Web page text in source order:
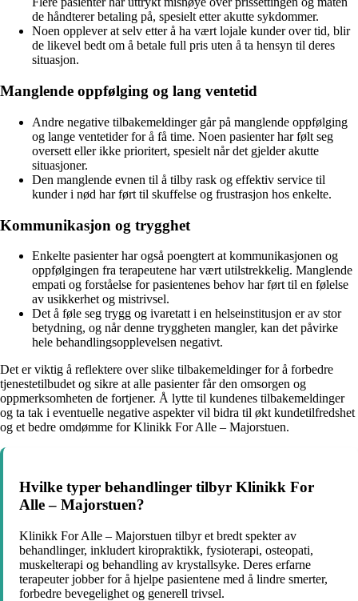
de håndterer betaling på, spesielt etter akutte sykdommer.
Noen opplever at selv etter å ha vært lojale kunder over tid, blir
de likevel bedt om å betale full pris uten å ta hensyn til deres
situasjon.
Manglende oppfølging og lang ventetid
Andre negative tilbakemeldinger går på manglende oppfølging
og lange ventetider for å få time. Noen pasienter har følt seg
oversett eller ikke prioritert, spesielt når det gjelder akutte
situasjoner.
Den manglende evnen til å tilby rask og effektiv service til
kunder i nød har ført til skuffelse og frustrasjon hos enkelte.
Kommunikasjon og trygghet
Enkelte pasienter har også poengtert at kommunikasjonen og
oppfølgingen fra terapeutene har vært utilstrekkelig. Manglende
empati og forståelse for pasientenes behov har ført til en følelse
av usikkerhet og mistrivsel.
Det å føle seg trygg og ivaretatt i en helseinstitusjon er av stor
betydning, og når denne tryggheten mangler, kan det påvirke
hele behandlingsopplevelsen negativt.
Det er viktig å reflektere over slike tilbakemeldinger for å forbedre
tjenestetilbudet og sikre at alle pasienter får den omsorgen og
oppmerksomheten de fortjener. Å lytte til kundenes tilbakemeldinger
og ta tak i eventuelle negative aspekter vil bidra til økt kundetilfredshet
og et bedre omdømme for Klinikk For Alle – Majorstuen.
Hvilke typer behandlinger tilbyr Klinikk For
Alle – Majorstuen?
Klinikk For Alle – Majorstuen tilbyr et bredt spekter av
behandlinger, inkludert kiropraktikk, fysioterapi, osteopati,
muskelterapi og behandling av krystallsyke. Deres erfarne
terapeuter jobber for å hjelpe pasientene med å lindre smerter,
forbedre bevegelighet og generell trivsel.